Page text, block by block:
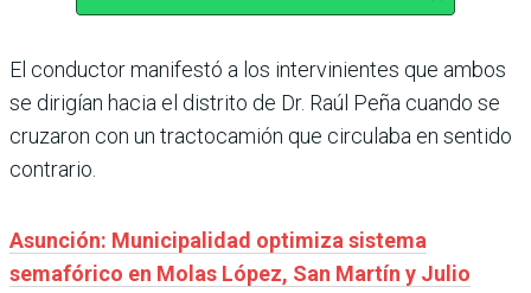
El conductor manifestó a los intervinientes que ambos
se dirigían hacia el distrito de Dr. Raúl Peña cuando se
cruzaron con un tractocamión que circulaba en sentido
contrario.
Asunción: Municipalidad optimiza sistema
semafórico en Molas López, San Martín y Julio